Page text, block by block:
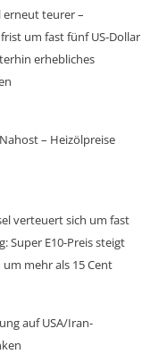
erneut teurer –
um fast fünf US-Dollar
erhebliches
– Heizölpreise
verteuert sich um fast
Super E10-Preis steigt
mehr als 15 Cent
auf USA/Iran-